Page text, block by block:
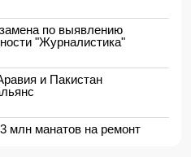
по выявлению
"Журналистика"
и Пакистан
млн манатов на ремонт